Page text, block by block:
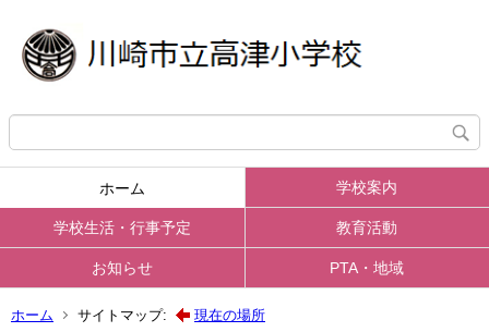
ホーム 学校案内
学校生活・行事予定 教育活動
お知らせ PTA・地域
ホーム サイトマップ: 現在の場所